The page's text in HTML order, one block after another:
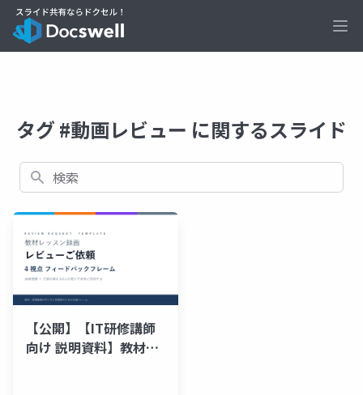
タグ #動画レビュー に関するスライド
検索
【公開】【IT研修講師
向け 説明資料】教材レ